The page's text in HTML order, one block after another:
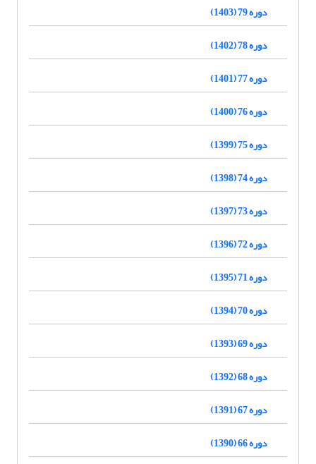
دوره 79 (1403)
دوره 78 (1402)
دوره 77 (1401)
دوره 76 (1400)
دوره 75 (1399)
دوره 74 (1398)
دوره 73 (1397)
دوره 72 (1396)
دوره 71 (1395)
دوره 70 (1394)
دوره 69 (1393)
دوره 68 (1392)
دوره 67 (1391)
دوره 66 (1390)